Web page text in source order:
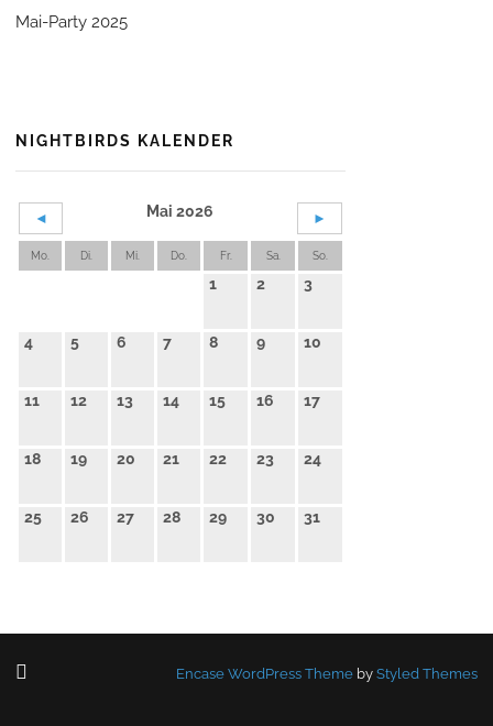
Mai-Party 2025
NIGHTBIRDS KALENDER
◄ Mai 2026 ►
Mo. Di. Mi. Do. Fr. Sa. So.
1 2 3
4 5 6 7 8 9 10
11 12 13 14 15 16 17
18 19 20 21 22 23 24
25 26 27 28 29 30 31
Encase WordPress Themeby Styled Themes